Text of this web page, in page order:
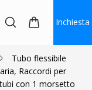
Inchiesta
Tubo flessibile
Raccordi per
con 1 morsetto